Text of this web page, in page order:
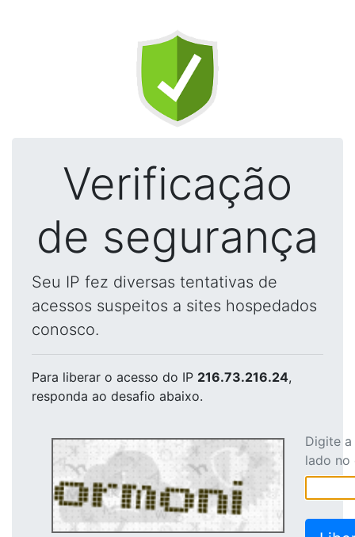
Verificação
de segurança
Seu IP fez diversas tentativas de
acessos suspeitos a sites hospedados
conosco.
Para liberar o acesso do IP 216.73.216.24,
responda ao desafio abaixo.
Digite
lado no